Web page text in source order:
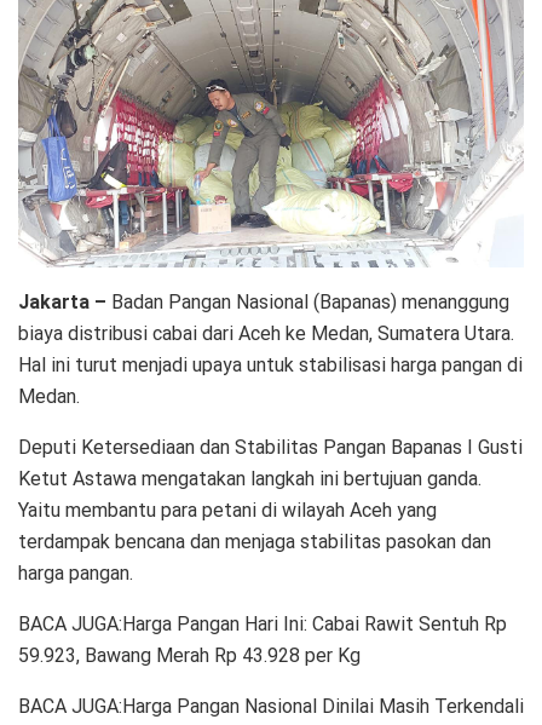
Jakarta – Badan Pangan Nasional (Bapanas) menanggung
biaya distribusi cabai dari Aceh ke Medan, Sumatera Utara.
Hal ini turut menjadi upaya untuk stabilisasi harga pangan di
Medan.
Deputi Ketersediaan dan Stabilitas Pangan Bapanas I Gusti
Ketut Astawa mengatakan langkah ini bertujuan ganda.
Yaitu membantu para petani di wilayah Aceh yang
terdampak bencana dan menjaga stabilitas pasokan dan
harga pangan.
BACA JUGA:Harga Pangan Hari Ini: Cabai Rawit Sentuh Rp
59.923, Bawang Merah Rp 43.928 per Kg
BACA JUGA:Harga Pangan Nasional Dinilai Masih Terkendali